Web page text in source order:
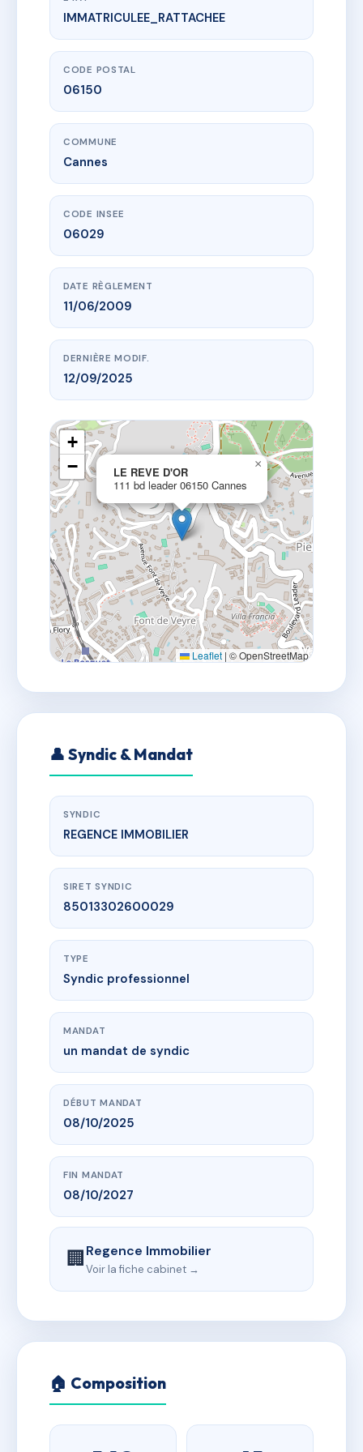
www.vme.plus/AB0576793
LE REVE D'OR
111 bd leader
IMMATRICULEE_RATTACHEE
CODE POSTAL
06150
COMMUNE
Cannes
CODE INSEE
06029
DATE RÈGLEMENT
11/06/2009
DERNIÈRE MODIF.
12/09/2025
LE REVE D'OR
111 bd leader 06150 Cannes
×
+
−
Leaflet | © OpenStreetMap
👤 Syndic & Mandat
SYNDIC
REGENCE IMMOBILIER
SIRET SYNDIC
85013302600029
TYPE
Syndic professionnel
MANDAT
un mandat de syndic
DÉBUT MANDAT
08/10/2025
FIN MANDAT
08/10/2027
🏢Regence Immobilier
Voir la fiche cabinet →
🏠 Composition